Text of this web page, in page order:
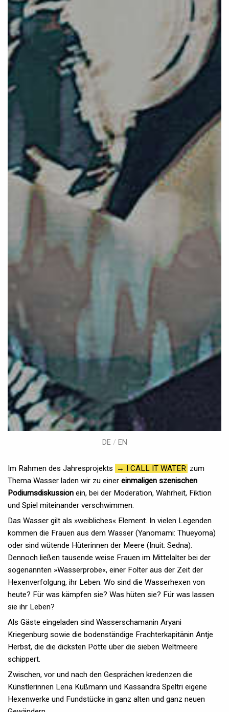
DE/ EN
Im Rahmen des Jahresprojekts → I CALL IT WATER zum
Thema Wasser laden wir zu einer einmaligen szenischen
Podiumsdiskussion ein, bei der Moderation, Wahrheit, Fiktion
und Spiel miteinander verschwimmen.
Das Wasser gilt als »weibliches« Element. In vielen Legenden
kommen die Frauen aus dem Wasser (Yanomami: Thueyoma)
oder sind wütende Hüterinnen der Meere (Inuit: Sedna).
Dennoch ließen tausende weise Frauen im Mittelalter bei der
sogenannten »Wasserprobe«, einer Folter aus der Zeit der
Hexenverfolgung, ihr Leben. Wo sind die Wasserhexen von
heute? Für was kämpfen sie? Was hüten sie? Für was lassen
sie ihr Leben?
Als Gäste eingeladen sind Wasserschamanin Aryani
Kriegenburg sowie die bodenständige Frachterkapitänin Antje
Herbst, die die dicksten Pötte über die sieben Weltmeere
schippert.
Zwischen, vor und nach den Gesprächen kredenzen die
Künstlerinnen Lena Kußmann und Kassandra Speltri eigene
Hexenwerke und Fundstücke in ganz alten und ganz neuen